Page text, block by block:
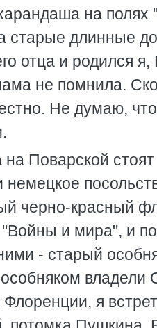
на
старые длинные
отца и родился я,
не помнила.
Не думаю,
Поварской
немецкое
черно-красный
"Войны и мира", и
- старый
Флоренции, я